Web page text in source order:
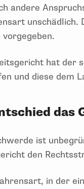
andere
unschädlich.
vorgegeben.
hat der
und diese dem
das
ist
den
in der